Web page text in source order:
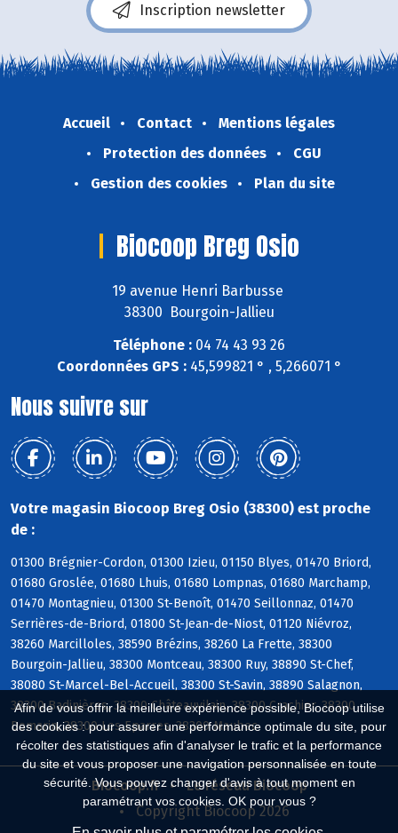
Afin de vous offrir la meilleure expérience possible, Biocoop utilise
des cookies : pour assurer une performance optimale du site, pour
récolter des statistiques afin d'analyser le trafic et la performance
du site et vous proposer une navigation personnalisée en toute
sécurité. Vous pouvez changer d'avis à tout moment en
paramétrant vos cookies. OK pour vous ?
Inscription newsletter
Accueil Contact
Mentions légales
Protection des données
CGU
Gestion des cookies
Plan du site
Biocoop Breg Osio
19 avenue Henri Barbusse
38300 Bourgoin-Jallieu
Téléphone : 04 74 43 93 26
Coordonnées GPS :45,599821 ° , 5,266071 °
Nous suivre sur
Votre magasin Biocoop Breg Osio (38300) est proche
de :
01300 Brégnier-Cordon, 01300 Izieu, 01150 Blyes, 01470 Briord,
01680 Groslée, 01680 Lhuis, 01680 Lompnas, 01680 Marchamp,
01470 Montagnieu, 01300 St-Benoît, 01470 Seillonnaz, 01470
Serrières-de-Briord, 01800 St-Jean-de-Niost, 01120 Niévroz,
38260 Marcilloles, 38590 Brézins, 38260 La Frette, 38300
Bourgoin-Jallieu, 38300 Montceau, 38300 Ruy, 38890 St-Chef,
38080 St-Marcel-Bel-Accueil, 38300 St-Savin, 38890 Salagnon,
38300 Badinières, 38300 Châteauvilain, 38300 Crachier, 38300
Domarin, 38300 Les Eparres, 38300 Maubec
Biocoop.fr
Le réseau Biocoop
Copyright Biocoop 2026